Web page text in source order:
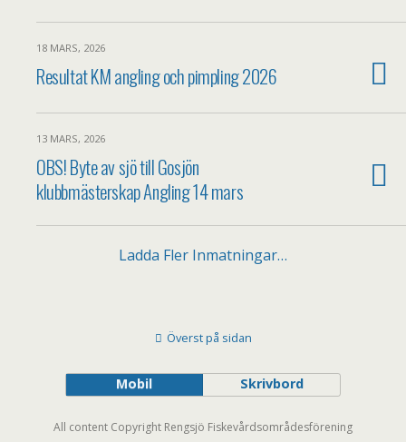
18 MARS, 2026
Resultat KM angling och pimpling 2026
13 MARS, 2026
OBS! Byte av sjö till Gosjön
klubbmästerskap Angling 14 mars
Ladda Fler Inmatningar…
Överst på sidan
Mobil Skrivbord
All content Copyright Rengsjö Fiskevårdsområdesförening